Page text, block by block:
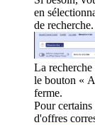
en
de recherche.
La
le bouton «
ferme.
Pour
d'offres